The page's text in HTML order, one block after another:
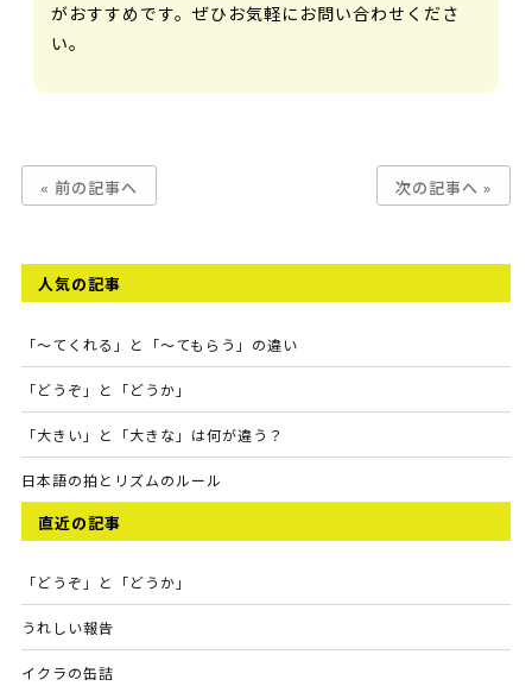
がおすすめです。ぜひお気軽にお問い合わせくださ
い。
« 前の記事へ 次の記事へ »
人気の記事
「～てくれる」と「～てもらう」の違い
「どうぞ」と「どうか」
「大きい」と「大きな」は何が違う？
日本語の拍とリズムのルール
直近の記事
「どうぞ」と「どうか」
うれしい報告
イクラの缶詰